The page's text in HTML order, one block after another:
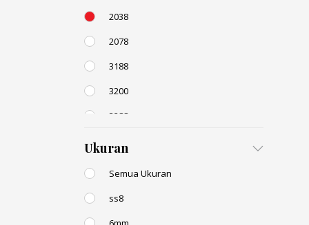
2038
2078
3188
3200
3288
Ukuran
Semua Ukuran
ss8